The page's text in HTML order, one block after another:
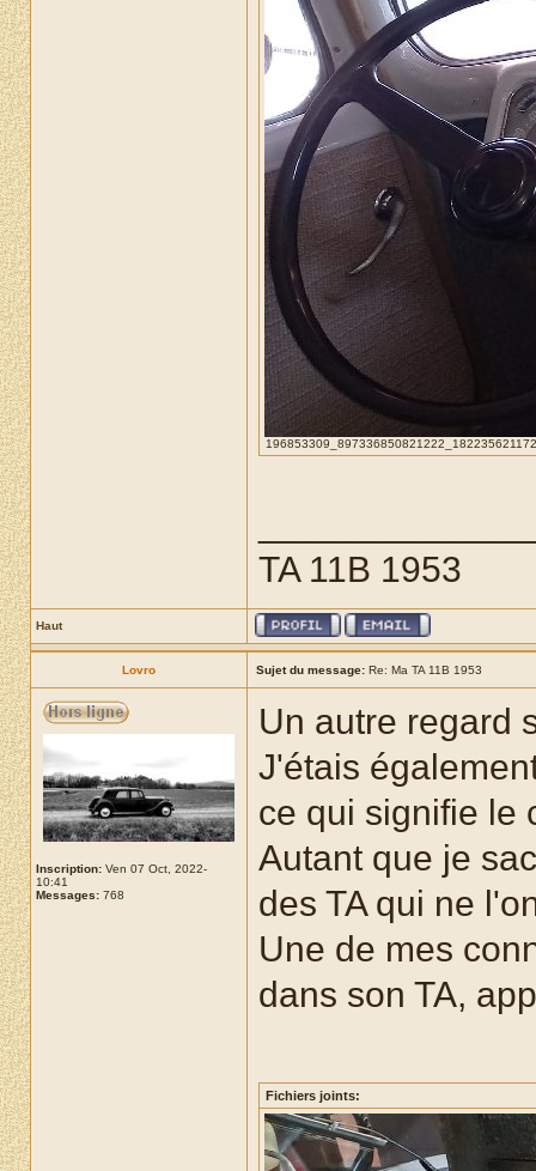
TA 11B 1953
Haut
Lovro Sujet du message: Re: Ma TA 11B 1953
Inscription: Ven 07 Oct, 2022-
10:41
Messages: 768
Un autre regard
J'étais
ce qui signifie le
Autant que je
des TA qui ne
Une de mes
dans son TA,
Fichiers joints: